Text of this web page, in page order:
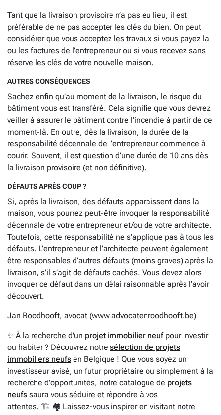
Tant que la livraison provisoire n’a pas eu lieu, il est
préférable de ne pas accepter les clés du bien. On peut
considérer que vous acceptez les travaux si vous payez la
ou les factures de l’entrepreneur ou si vous recevez sans
réserve les clés de votre nouvelle maison.
AUTRES CONSÉQUENCES
Sachez enfin qu’au moment de la livraison, le risque du
bâtiment vous est transféré. Cela signifie que vous devrez
veiller à assurer le bâtiment contre l’incendie à partir de ce
moment-là. En outre, dès la livraison, la durée de la
responsabilité décennale de l’entrepreneur commence à
courir. Souvent, il est question d’une durée de 10 ans dès
la livraison provisoire (et non définitive).
DÉFAUTS APRÈS COUP ?
Si, après la livraison, des défauts apparaissent dans la
maison, vous pourrez peut-être invoquer la responsabilité
décennale de votre entrepreneur et/ou de votre architecte.
Toutefois, cette responsabilité ne s’applique pas à tous les
défauts. L’entrepreneur et l’architecte peuvent également
être responsables d’autres défauts (moins graves) après la
livraison, s’il s’agit de défauts cachés. Vous devez alors
invoquer ce défaut dans un délai raisonnable après l’avoir
découvert.
Jan Roodhooft, avocat (www.advocatenroodhooft.be)
✨ À la recherche d'un projet immobilier neufpour investir
ou habiter ? Découvrez notre sélection de projets
immobiliers neufs en Belgique ! Que vous soyez un
investisseur avisé, un futur propriétaire ou simplement à la
recherche d'opportunités, notre catalogue de projets
neufs saura vous séduire et répondre à vos
attentes. 🏗️ 🏘️ Laissez-vous inspirer en visitant notre